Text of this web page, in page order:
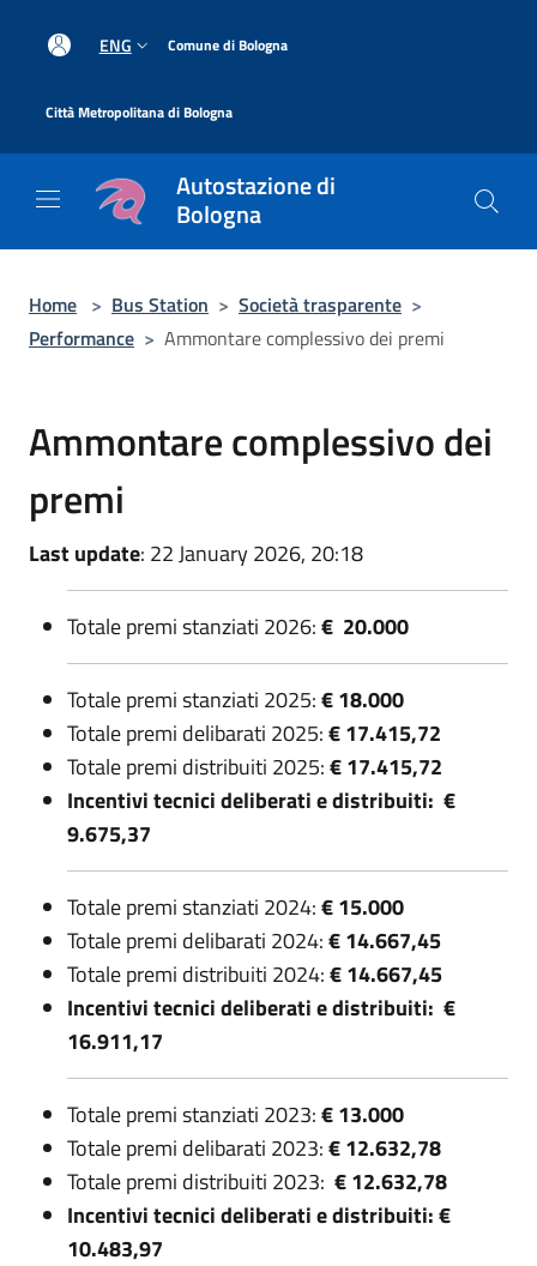
ENG Comune di Bologna
Città Metropolitana di Bologna
Autostazione di
Bologna
Home > Bus Station > Società trasparente >
Performance > Ammontare complessivo dei premi
Ammontare complessivo dei
premi
Last update: 22 January 2026, 20:18
Totale premi stanziati 2026:€ 20.000
Totale premi stanziati 2025:€ 18.000
Totale premi delibarati 2025:€ 17.415,72
Totale premi distribuiti 2025:€ 17.415,72
Incentivi tecnici deliberati e distribuiti: €
9.675,37
Totale premi stanziati 2024:€ 15.000
Totale premi delibarati 2024:€ 14.667,45
Totale premi distribuiti 2024:€ 14.667,45
Incentivi tecnici deliberati e distribuiti: €
16.911,17
Totale premi stanziati 2023:€ 13.000
Totale premi delibarati 2023:€ 12.632,78
Totale premi distribuiti 2023: € 12.632,78
Incentivi tecnici deliberati e distribuiti: €
10.483,97